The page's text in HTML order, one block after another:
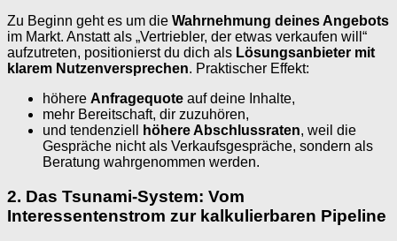
Zu Beginn geht es um die Wahrnehmung deines Angebots
im Markt. Anstatt als „Vertriebler, der etwas verkaufen will“
aufzutreten, positionierst du dich als Lösungsanbieter mit
klarem Nutzenversprechen. Praktischer Effekt:
höhere Anfragequote auf deine Inhalte,
mehr Bereitschaft, dir zuzuhören,
und tendenziell
höhere Abschlussraten, weil die
Gespräche nicht als Verkaufsgespräche, sondern als
Beratung wahrgenommen werden.
2. Das Tsunami-System: Vom
Interessentenstrom zur kalkulierbaren Pipeline